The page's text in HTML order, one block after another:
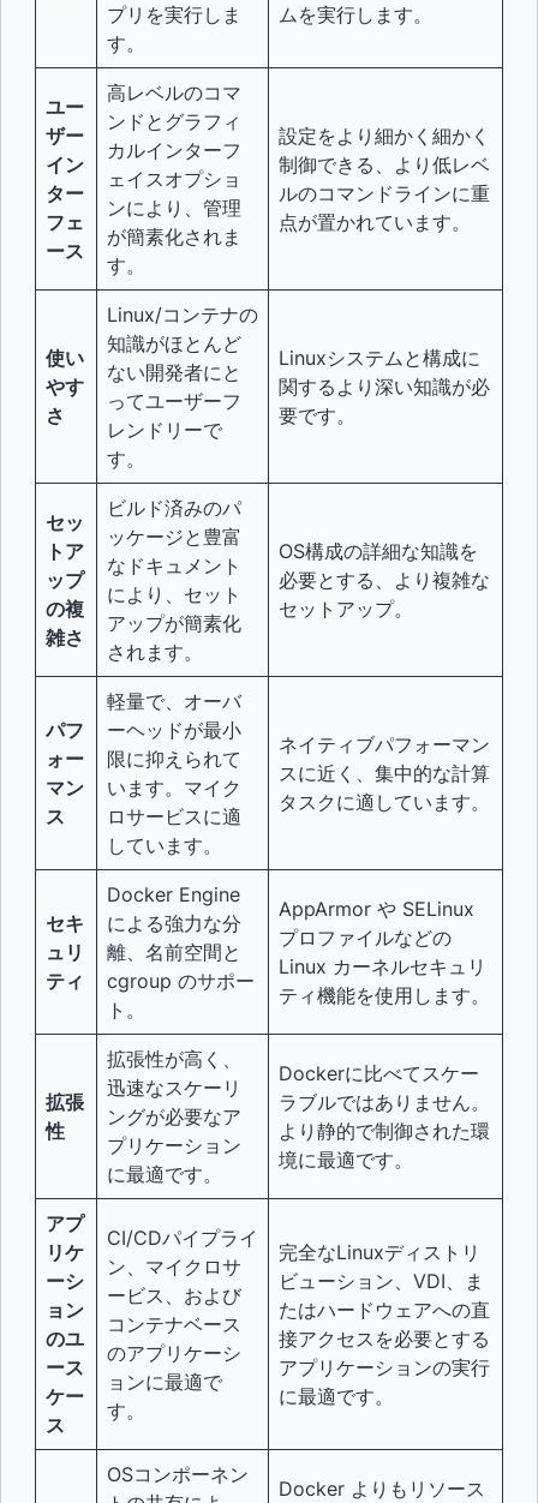
プリを実行しま
す。
ムを実行します。
ユー
ザー
イン
ター
フェ
ース
高レベルのコマ
ンドとグラフィ
カルインターフ
ェイスオプショ
ンにより、管理
が簡素化されま
す。
設定をより細かく細かく
制御できる、より低レベ
ルのコマンドラインに重
点が置かれています。
使い
やす
さ
Linux/コンテナの
知識がほとんど
ない開発者にと
ってユーザーフ
レンドリーで
す。
Linuxシステムと構成に
関するより深い知識が必
要です。
セッ
トア
ップ
の複
雑さ
ビルド済みのパ
ッケージと豊富
なドキュメント
により、セット
アップが簡素化
されます。
OS構成の詳細な知識を
必要とする、より複雑な
セットアップ。
パフ
ォー
マン
ス
軽量で、オーバ
ーヘッドが最小
限に抑えられて
います。マイク
ロサービスに適
しています。
ネイティブパフォーマン
スに近く、集中的な計算
タスクに適しています。
セキ
ュリ
ティ
Docker Engine
による強力な分
離、名前空間と
cgroup のサポー
ト。
AppArmor や SELinux
プロファイルなどの
Linux カーネルセキュリ
ティ機能を使用します。
拡張
性
拡張性が高く、
迅速なスケーリ
ングが必要なア
プリケーション
に最適です。
Dockerに比べてスケー
ラブルではありません。
より静的で制御された環
境に最適です。
アプ
リケ
ーシ
ョン
のユ
ース
ケー
ス
CI/CDパイプライ
ン、マイクロサ
ービス、および
コンテナベース
のアプリケーシ
ョンに最適で
す。
完全なLinuxディストリ
ビューション、VDI、ま
たはハードウェアへの直
接アクセスを必要とする
アプリケーションの実行
に最適です。
OSコンポーネン
Docker よりもリソース